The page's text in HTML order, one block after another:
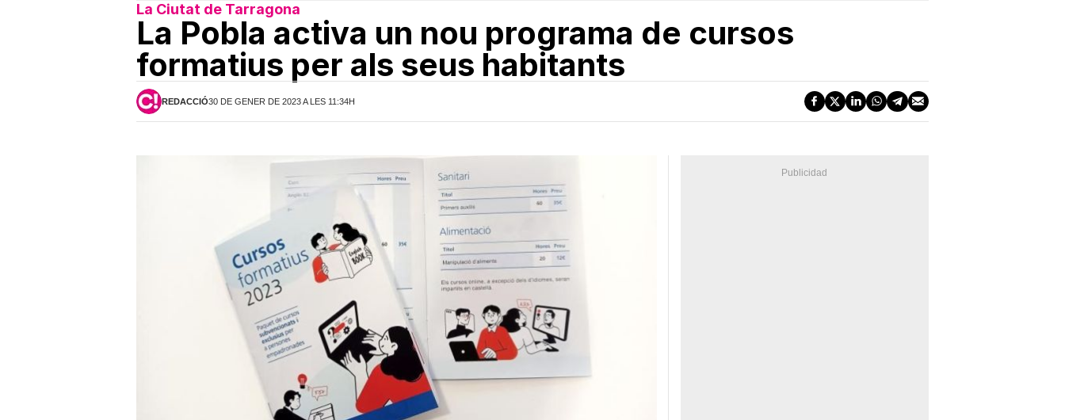
La Ciutat de Tarragona
La Pobla activa un nou programa de cursos
formatius per als seus habitants
REDACCIÓ30 DE GENER DE 2023 A LES 11:34H